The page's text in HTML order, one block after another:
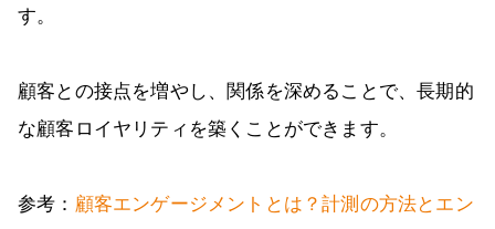
す。
顧客との接点を増やし、関係を深めることで、長期的
な顧客ロイヤリティを築くことができます。
参考： 顧客エンゲージメントとは？計測の方法とエン